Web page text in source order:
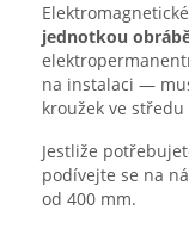
jednotkou
na instalaci —
kroužek ve
Jestliže
podívejte se na
od 400 mm.